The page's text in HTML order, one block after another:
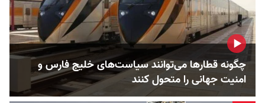
چگونه قطارها می‌توانند سیاست‌های خلیج فارس و
امنیت جهانی را متحول کنند